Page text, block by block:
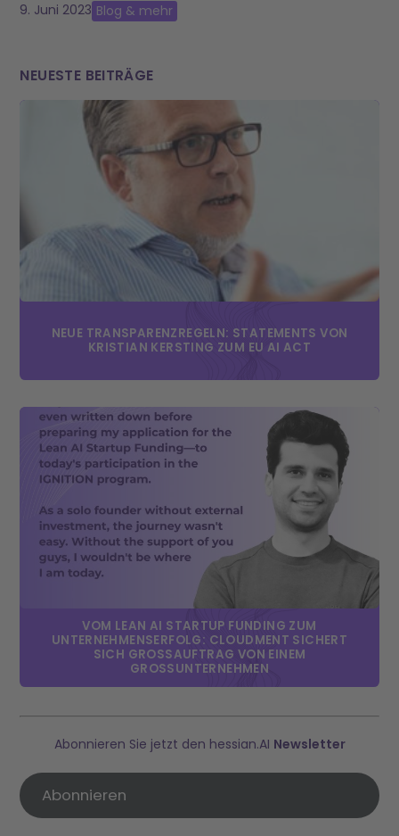
9. Juni 2023 Blog & mehr
NEUESTE BEITRÄGE
NEUE TRANSPARENZREGELN: STATEMENTS VON
KRISTIAN KERSTING ZUM EU AI ACT
VOM LEAN AI STARTUP FUNDING ZUM
UNTERNEHMENSERFOLG: CLOUDMENT SICHERT
SICH GROSSAUFTRAG VON EINEM G
ROSSUNTERNEHMEN
Abonnieren Sie jetzt den hessian.AI Newsletter
Abonnieren